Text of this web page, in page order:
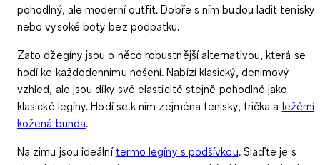
pohodlný, ale moderní outfit. Dobře s ním budou ladit tenisky
nebo vysoké boty bez podpatku.
Zatodžegíny jsou o něco robustnější alternativou, která se
hodí ke každodennímu nošení. Nabízí klasický, denimový
vzhled, ale jsou díky své elasticitě stejně pohodlné jako
klasické legíny. Hodí se k nim zejména tenisky, trička a ležérní
kožená bunda.
Na zimu jsou ideální termo legíny s podšívkou. Slaďte je s